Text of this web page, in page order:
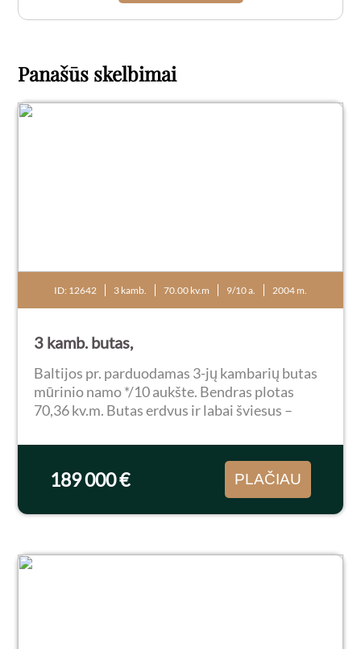
Panašūs skelbimai
ID: 12642 3 kamb. 70.00 kv.m 9/10 a. 2004 m.
3 kamb. butas,
Baltijos pr. parduodamas 3-jų kambarių butas
mūrinio namo */10 aukšte. Bendras plotas
70,36 kv.m. Butas erdvus ir labai šviesus –
vientisą ir šiuolaikišką gyvenamąją erdvę.
189 000 € PLAČIAU